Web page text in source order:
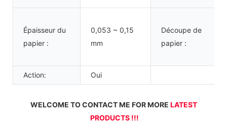
Épaisseur du
papier :
0,053 ~ 0,15
mm
Découpe de
papier :
Action: Oui
WELCOME TO CONTACT ME FOR MORE LATEST
PRODUCTS !!!